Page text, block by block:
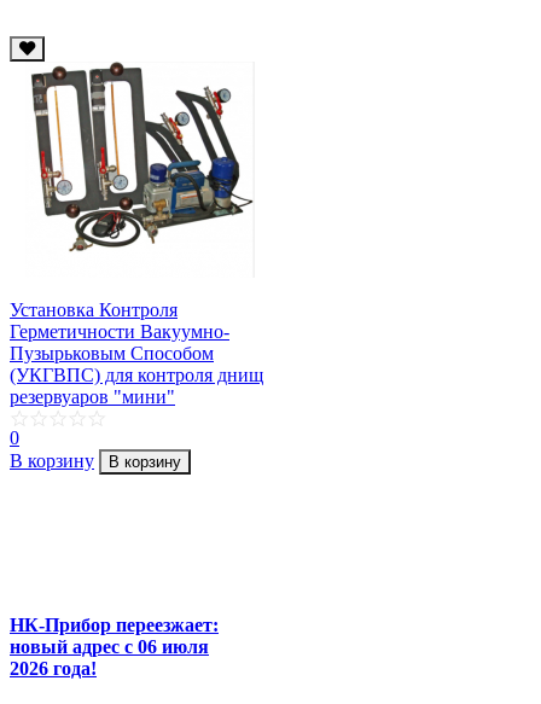
Установка Контроля
Герметичности Вакуумно-
Пузырьковым Способом
(УКГВПС) для контроля днищ
резервуаров "мини"
0
В корзину
В корзину
НК-Прибор переезжает:
новый адрес с 06 июля
2026 года!